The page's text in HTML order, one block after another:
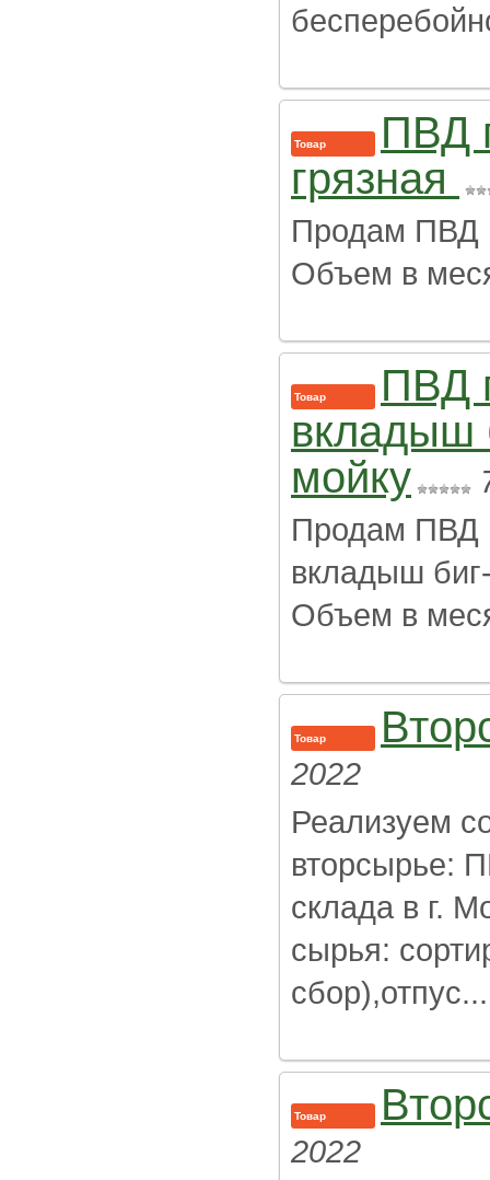
Товар
ПВД
грязная
Продам ПВД
Объем в
Товар
ПВД
вкладыш
мойку
Продам ПВД
вкладыш
Объем в
Товар
2022
Реализуем
вторсырье:
склада в г.
сырья:
сбор),отпус...
Товар
2022